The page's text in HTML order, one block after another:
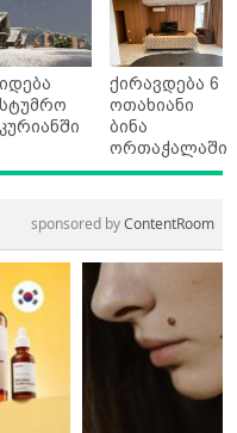
ქირავდება 6
ოთახიანი
ბინა
ორთაჭალაში
sponsored byContentRoom